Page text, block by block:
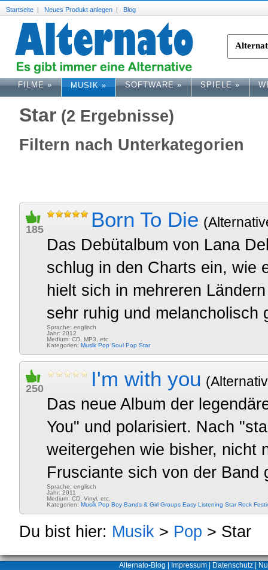
Startseite | Neues Produkt anlegen | Blog
FILME» MUSIK» SOFTWARE» SPIELE»
Star (2 Ergebnisse)
Filtern nach Unterkategorien
185 Born To Die
Das Debütalbum von Lana
schlug in den Charts ein, wie
hielt sich in mehreren
sehr ruhig und melancholisch
Sprache: englisch
Jahr: 2012
Medium: CD, MP3, etc.
Kategorien: Musik Pop Soul Pop Star
250 I'm with you
Das neue Album der
You" und polarisiert. Nach
weitergehen wie bisher, nicht
Frusciante sich von der Band
Sprache: englisch
Jahr: 2011
Medium: CD, Vinyl, etc.
Kategorien: Musik Pop Boy Bands & Girl Groups Easy Listening Star Rock
Du bist hier: Musik > Pop > Star
Alternato-Blog Impressum Datenschutz